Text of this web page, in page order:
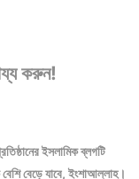
করুন!
ইসলামিক ব্লগটি
বেড়ে যাবে, ইংশাআল্লাহ।